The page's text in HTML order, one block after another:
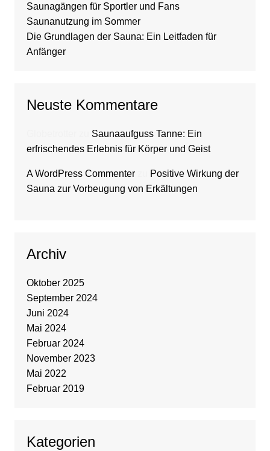
Saunagängen für Sportler und Fans
Saunanutzung im Sommer
Die Grundlagen der Sauna: Ein Leitfaden für
Anfänger
Neuste Kommentare
Saunaaufguss Tanne: Ein
erfrischendes Erlebnis für Körper und Geist
A WordPress Commenterzu
Positive Wirkung der
Sauna zur Vorbeugung von Erkältungen
Archiv
Oktober 2025
September 2024
Juni 2024
Mai 2024
Februar 2024
November 2023
Mai 2022
Februar 2019
Kategorien